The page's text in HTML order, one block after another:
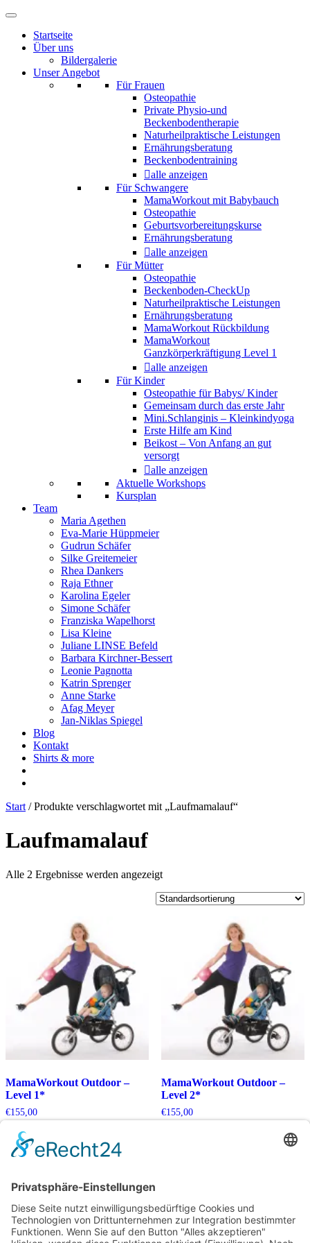
Startseite
Über uns
Bildergalerie
Unser Angebot
Für Frauen
Osteopathie
Private Physio-und
Beckenbodentherapie
Naturheilpraktische Leistungen
Ernährungsberatung
Beckenbodentraining
alle anzeigen
Für Schwangere
MamaWorkout mit Babybauch
Osteopathie
Geburtsvorbereitungskurse
Ernährungsberatung
alle anzeigen
Für Mütter
Osteopathie
Beckenboden-CheckUp
Naturheilpraktische Leistungen
Ernährungsberatung
MamaWorkout Rückbildung
MamaWorkout
Ganzkörperkräftigung Level 1
alle anzeigen
Für Kinder
Osteopathie für Babys/ Kinder
Gemeinsam durch das erste Jahr
Mini.Schlanginis – Kleinkindyoga
Erste Hilfe am Kind
Beikost – Von Anfang an gut
versorgt
alle anzeigen
Aktuelle Workshops
Kursplan
Team
Maria Agethen
Eva-Marie Hüppmeier
Gudrun Schäfer
Silke Greitemeier
Rhea Dankers
Raja Ethner
Karolina Egeler
Simone Schäfer
Franziska Wapelhorst
Lisa Kleine
Juliane LINSE Befeld
Barbara Kirchner-Bessert
Leonie Pagnotta
Katrin Sprenger
Anne Starke
Afag Meyer
Jan-Niklas Spiegel
Blog
Kontakt
Shirts & more
Start / Produkte verschlagwortet mit „Laufmamalauf“
Laufmamalauf
Alle 2 Ergebnisse werden angezeigt
MamaWorkout Outdoor –
Level 1*
€155,00
Kein Mehrwertsteuerausweis, da
Kleinunternehmer nach §19 (1)
UStG.
In den Warenkorb
MamaWorkout Outdoor –
Level 2*
€155,00
Kein Mehrwertsteuerausweis, da
Kleinunternehmer nach §19 (1)